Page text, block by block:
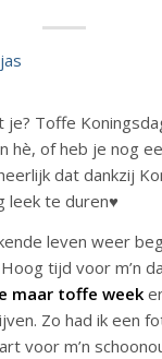
Toffe
hè, of heb je nog
dat dankzij
leek te duren♥
leven weer
tijd voor m’n
maar toffe week
Zo had ik een
voor m’n